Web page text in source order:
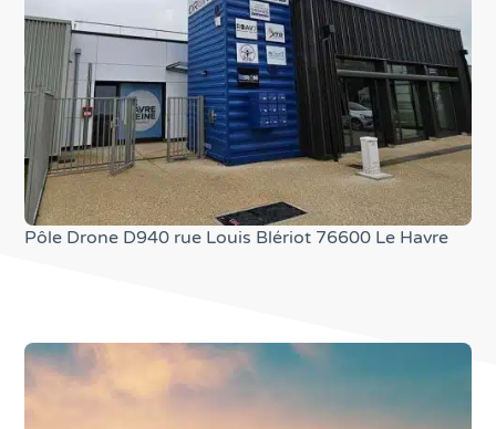
Pôle Drone D940 rue Louis Blériot 76600 Le Havre